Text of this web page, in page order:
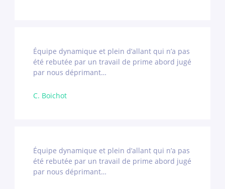
Équipe dynamique et plein d’allant qui n’a pas
été rebutée par un travail de prime abord jugé
par nous déprimant…
C. Boichot
Équipe dynamique et plein d’allant qui n’a pas
été rebutée par un travail de prime abord jugé
par nous déprimant…